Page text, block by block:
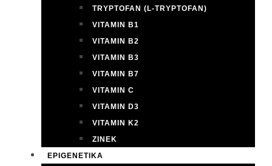
TRYPTOFAN (L-TRYPTOFAN)
VITAMIN B1
VITAMIN B2
VITAMIN B3
VITAMIN B7
VITAMIN C
VITAMIN D3
VITAMIN K2
ZINEK
EPIGENETIKA